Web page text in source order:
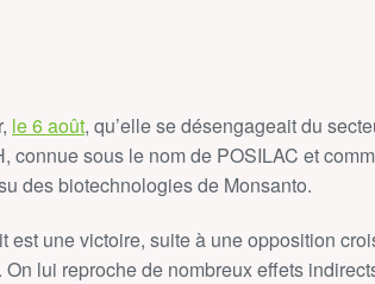
le 6 août, qu’elle se désengageait du
connue sous le nom de POSILAC et
des biotechnologies de Monsanto.
est une victoire, suite à une opposition
lui reproche de nombreux effets